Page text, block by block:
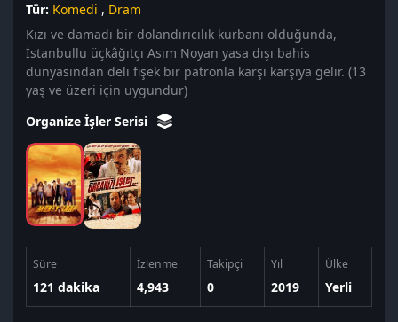
Tür: Komedi , Dram
Kızı ve damadı bir dolandırıcılık kurbanı olduğunda,
İstanbullu üçkâğıtçı Asım Noyan yasa dışı bahis
dünyasından deli fişek bir patronla karşı karşıya gelir. (13
yaş ve üzeri için uygundur)
Organize İşler Serisi
Süre
121 dakika
İzlenme
4,943
Takipçi
0
Yıl
2019
Ülke
Yerli